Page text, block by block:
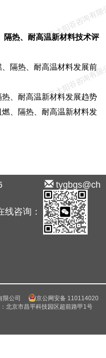
隔热、耐高温新材料技术评
隔热、耐高温材料发展前
、耐高温新材料发展趋势
、隔热、耐高温新材料发
北京太阳谷咨询有
北京太阳谷咨询有
tygbgs@ch
咨询：
限公司
京公网安备 110114020
北京市昌平科技园区超前路甲1号